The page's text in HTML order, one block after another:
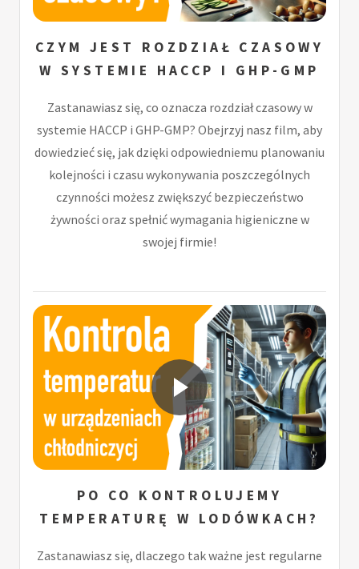
CZYM JEST ROZDZIAŁ CZASOWY
W SYSTEMIE HACCP I GHP-GMP
Zastanawiasz się, co oznacza rozdział czasowy w
systemie HACCP i GHP-GMP? Obejrzyj nasz film, aby
dowiedzieć się, jak dzięki odpowiedniemu planowaniu
kolejności i czasu wykonywania poszczególnych
czynności możesz zwiększyć bezpieczeństwo
żywności oraz spełnić wymagania higieniczne w
swojej firmie!
PO CO KONTROLUJEMY
TEMPERATURĘ W LODÓWKACH?
Zastanawiasz się, dlaczego tak ważne jest regularne